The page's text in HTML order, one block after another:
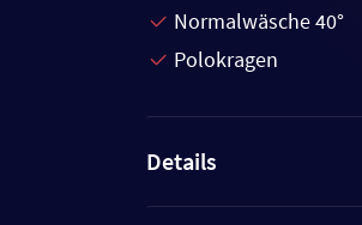
Normalwäsche 40°
Polokragen
Details